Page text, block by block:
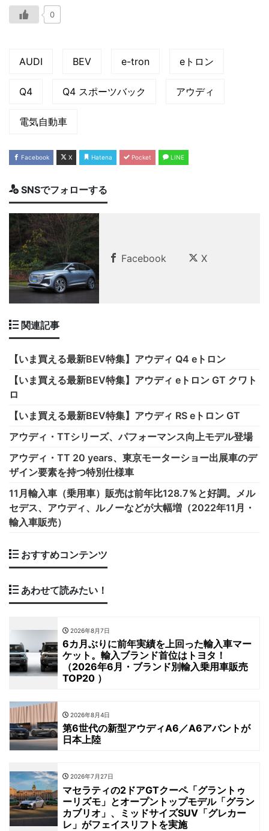
0
AUDI BEV e-tron eトロン
Q4 Q4 スポーツバック アウディ
電気自動車
Facebook X Hatena Pocket LINE
SNSでフォローする
Facebook X
関連記事
【いま買える最新BEV特集】アウディ Q4 eトロン
【いま買える最新BEV特集】アウディ eトロン GT クワト
ロ
【いま買える最新BEV特集】アウディ RS eトロン GT
アウディ・TTシリーズ、パフォーマンス向上モデル登場
アウディ・TT 20 years、東京モーターショー出展車のデ
ザイン要素を持つ特別仕様車
11月輸入車（乗用車）販売は前年比128.7％と好調。メル
セデス、アウディ、ルノーなどが大幅増（2022年11月・
輸入車販売）
おすすめコンテンツ
あわせて読みたい！
2026年8月7日
6カ月ぶりに前年実績を上回った輸入車マー
ケット。輸入ブランド首位はトヨタ！
（2026年6月・ブランド別輸入乗用車販売
TOP20 ）
2026年8月4日
第6世代の新型アウディA6／A6アバントが
日本上陸
2026年7月27日
マセラティの2ドアGTクーペ「グラントゥ
ーリズモ」とオープントップモデル「グラン
カブリオ」、ミッドサイズSUV「グレカー
レ」がフェイスリフトを実施